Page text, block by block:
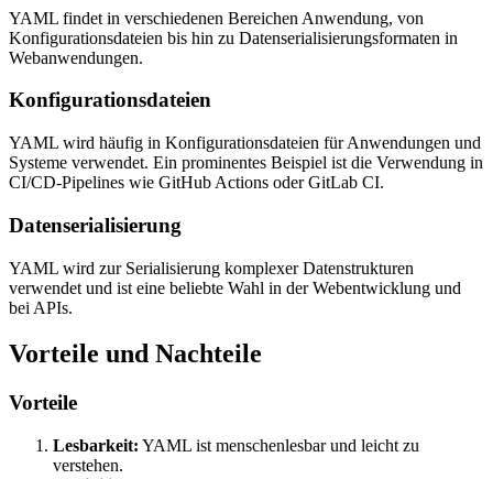
YAML findet in verschiedenen Bereichen Anwendung, von
Konfigurationsdateien bis hin zu Datenserialisierungsformaten in
Webanwendungen.
Konfigurationsdateien
YAML wird häufig in Konfigurationsdateien für Anwendungen und
Systeme verwendet. Ein prominentes Beispiel ist die Verwendung in
CI/CD-Pipelines wie GitHub Actions oder GitLab CI.
Datenserialisierung
YAML wird zur Serialisierung komplexer Datenstrukturen
verwendet und ist eine beliebte Wahl in der Webentwicklung und
bei APIs.
Vorteile und Nachteile
Vorteile
Lesbarkeit: YAML ist menschenlesbar und leicht zu
verstehen.